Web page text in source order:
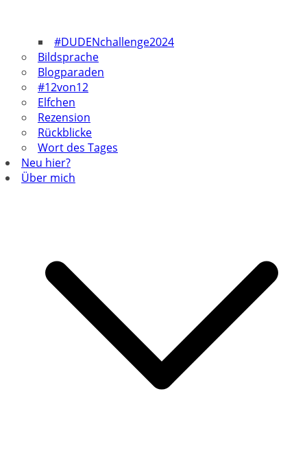
#DUDENchallenge2024
Bildsprache
Blogparaden
#12von12
Elfchen
Rezension
Rückblicke
Wort des Tages
Neu hier?
Über mich